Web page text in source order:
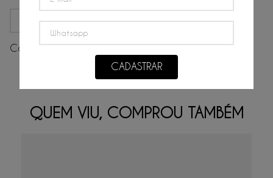
Faça login para escrever uma avaliação.
Mais recentes Todos
Carregando avaliações…
QUEM VIU, COMPROU TAMBÉM
CADASTRAR